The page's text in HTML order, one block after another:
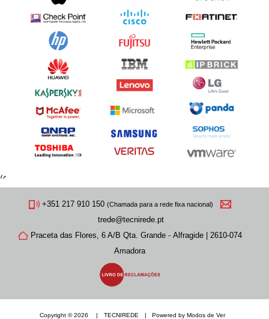
+351 217 910 150 (Chamada para a rede fixa nacional)
trede@tecnirede.pt
Praceta das Flores, 6 A/B Qta. Grande - Alfragide | 2610-074
Amadora
(Chamada
Copyright © 2026 TECNIREDE